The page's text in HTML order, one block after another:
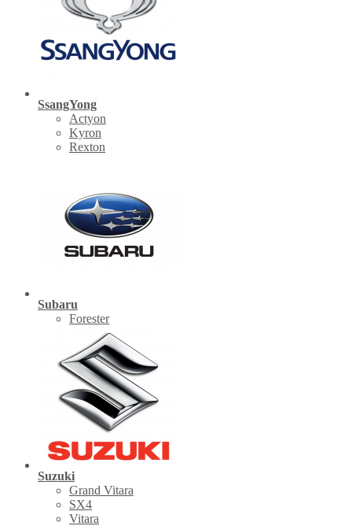
SsangYong
Actyon
Kyron
Rexton
Subaru
Forester
Suzuki
Grand Vitara
SX4
Vitara